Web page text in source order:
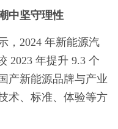
中坚守理性
，2024 年新能源汽
2023 年提升 9.3 个
产新能源品牌与产业
术、标准、体验等方